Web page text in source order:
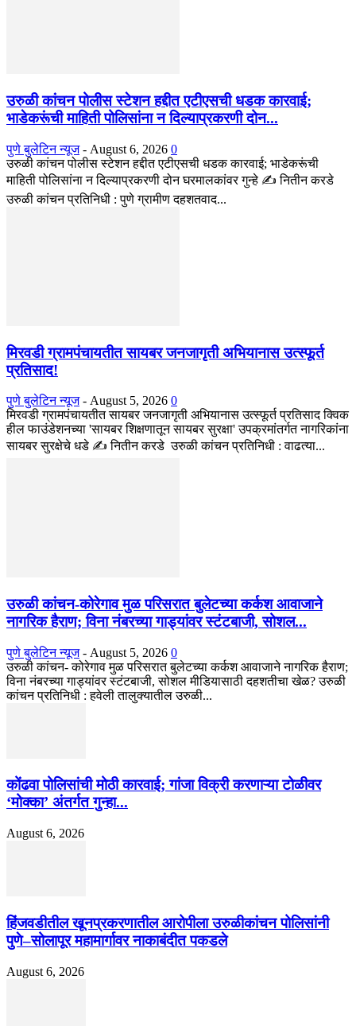
उरुळी कांचन पोलीस स्टेशन हद्दीत एटीएसची धडक कारवाई;
भाडेकरूंची माहिती पोलिसांना न दिल्याप्रकरणी दोन...
पुणे बुलेटिन न्यूज - August 6, 2026 0
उरुळी कांचन पोलीस स्टेशन हद्दीत एटीएसची धडक कारवाई; भाडेकरूंची
माहिती पोलिसांना न दिल्याप्रकरणी दोन घरमालकांवर गुन्हे ✍️ नितीन करडे
उरुळी कांचन प्रतिनिधी : पुणे ग्रामीण दहशतवाद...
मिरवडी ग्रामपंचायतीत सायबर जनजागृती अभियानास उत्स्फूर्त
प्रतिसाद!
पुणे बुलेटिन न्यूज - August 5, 2026 0
मिरवडी ग्रामपंचायतीत सायबर जनजागृती अभियानास उत्स्फूर्त प्रतिसाद क्विक
हील फाउंडेशनच्या 'सायबर शिक्षणातून सायबर सुरक्षा' उपक्रमांतर्गत नागरिकांना
सायबर सुरक्षेचे धडे ✍️ नितीन करडे उरुळी कांचन प्रतिनिधी : वाढत्या...
उरुळी कांचन-कोरेगाव मुळ परिसरात बुलेटच्या कर्कश आवाजाने
नागरिक हैराण; विना नंबरच्या गाड्यांवर स्टंटबाजी, सोशल...
पुणे बुलेटिन न्यूज - August 5, 2026 0
उरुळी कांचन- कोरेगाव मुळ परिसरात बुलेटच्या कर्कश आवाजाने नागरिक हैराण;
विना नंबरच्या गाड्यांवर स्टंटबाजी, सोशल मीडियासाठी दहशतीचा खेळ? उरुळी
कांचन प्रतिनिधी : हवेली तालुक्यातील उरुळी...
कोंढवा पोलिसांची मोठी कारवाई; गांजा विक्री करणाऱ्या टोळीवर
‘मोक्का’ अंतर्गत गुन्हा...
August 6, 2026
हिंजवडीतील खूनप्रकरणातील आरोपीला उरुळीकांचन पोलिसांनी
पुणे–सोलापूर महामार्गावर नाकाबंदीत पकडले
August 6, 2026